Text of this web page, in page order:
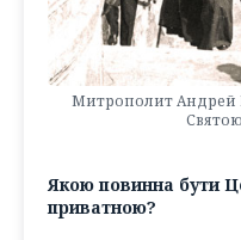
Митрополит Андрей
Якою повинна бути
приватною?